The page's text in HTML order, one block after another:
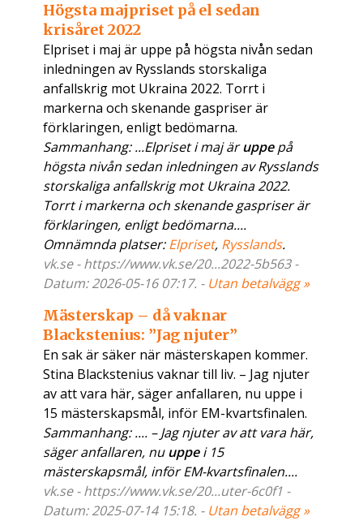
Högsta majpriset på el sedan
krisåret 2022
Elpriset i maj är uppe på högsta nivån sedan
inledningen av Rysslands storskaliga
anfallskrig mot Ukraina 2022. Torrt i
markerna och skenande gaspriser är
förklaringen, enligt bedömarna.
Sammanhang: ...Elpriset i maj äruppepå
högsta nivån sedan inledningen av Rysslands
storskaliga anfallskrig mot Ukraina 2022.
Torrt i markerna och skenande gaspriser är
förklaringen, enligt bedömarna....
Omnämnda platser:Elpriset, Rysslands.
vk.se - https://www.vk.se/20...2022-5b563 -
Datum: 2026-05-16 07:17. - Utan betalvägg »
Mästerskap – då vaknar
Blackstenius: ”Jag njuter”
En sak är säker när mästerskapen kommer.
Stina Blackstenius vaknar till liv. – Jag njuter
av att vara här, säger anfallaren, nu uppe i
15 mästerskapsmål, inför EM-kvartsfinalen.
Sammanhang: .... – Jag njuter av att vara här,
säger anfallaren, nuuppei 15
mästerskapsmål, inför EM-kvartsfinalen....
vk.se - https://www.vk.se/20...uter-6c0f1 -
Datum: 2025-07-14 15:18. - Utan betalvägg »